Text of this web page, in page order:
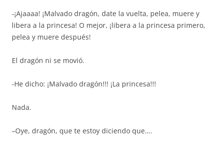
-¡Ajaaaa! ¡Malvado dragón, date la vuelta, pelea, muere y
libera a la princesa! O mejor, ¡libera a la princesa primero,
pelea y muere después!
El dragón ni se movió.
-He dicho: ¡Malvado dragón!!! ¡La princesa!!!
Nada.
–Oye, dragón, que te estoy diciendo que….